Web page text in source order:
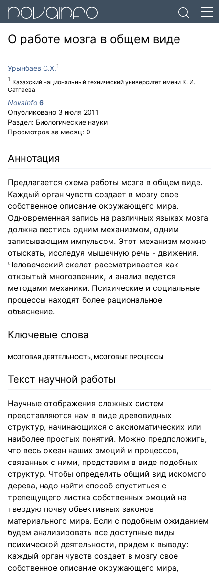
О работе мозга в общем виде
Урынбаев С.Х.
Казахский национальный технический университет имени К. И.
Сатпаева
NovaInfo 6
Опубликовано 3 июля 2011
Раздел: Биологические науки
Просмотров за месяц: 0
Аннотация
Предлагается схема работы мозга в общем виде.
Каждый орган чувств создает в мозгу свое
собственное описание окружающего мира.
Одновременная запись на различных языках мозга
должна вестись одним механизмом, одним
записывающим импульсом. Этот механизм можно
отыскать, исследуя мышечную речь - движения.
Человеческий скелет рассматривается как
открытый многозвенник, и анализ ведется
методами механики. Психические и социальные
процессы находят более рациональное
объяснение.
Ключевые слова
МОЗГОВАЯ ДЕЯТЕЛЬНОСТЬ, МОЗГОВЫЕ ПРОЦЕССЫ
Текст научной работы
Научные отображения сложных систем
представляются нам в виде древовидных
структур, начинающихся с аксиоматических или
наиболее простых понятий. Можно предположить,
что весь океан наших эмоций и процессов,
связанных с ними, представим в виде подобных
структур. Чтобы определить общий вид искомого
дерева, надо найти способ спуститься с
трепещущего листка собственных эмоций на
твердую почву объективных законов
материального мира. Если с подобным ожиданием
будем анализировать все доступные виды
психической деятельности, придем к выводу:
каждый орган чувств создает в мозгу свое
собственное описание окружающего мира,